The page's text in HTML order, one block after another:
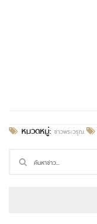
หมวดหมู่: ข่าวพระวรุณ